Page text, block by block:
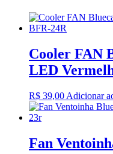
Cooler FAN
LED
R$ 39,00 Adicionar
Fan